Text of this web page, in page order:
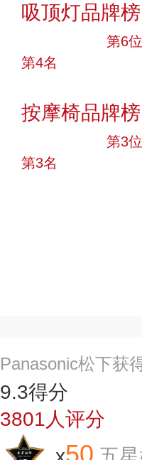
吸顶灯品牌榜
第6位
第4名
按摩椅品牌榜
第3位
第3名
Panasonic松下获
9.3得分
3801人评分